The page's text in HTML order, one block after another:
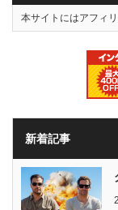
本サイトにはアフィ
新着記事